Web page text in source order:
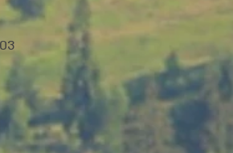
03 ביוני 2019, 13:00 – 07 ביוני 2019, 17:00